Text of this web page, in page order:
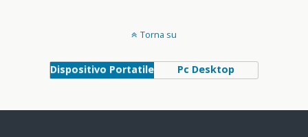
Torna su
Dispositivo Portatile Pc Desktop